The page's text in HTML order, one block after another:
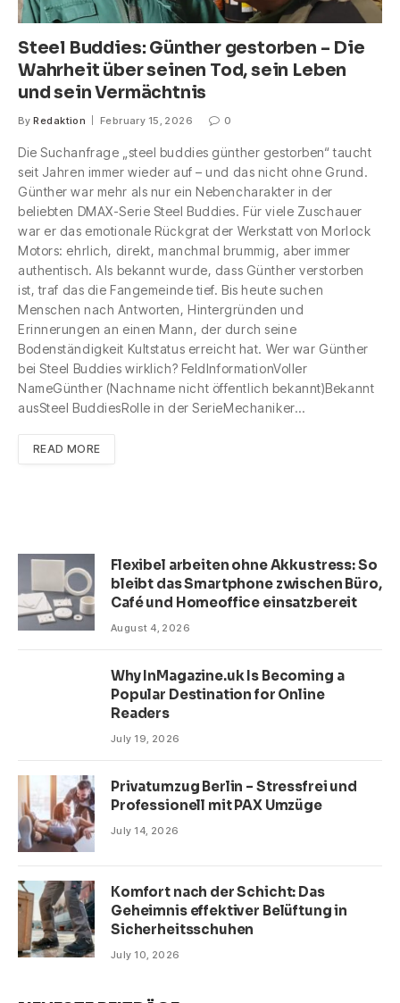
Steel Buddies: Günther gestorben – Die
Wahrheit über seinen Tod, sein Leben
und sein Vermächtnis
By Redaktion February 15, 2026 0
Die Suchanfrage „steel buddies günther gestorben“ taucht
seit Jahren immer wieder auf – und das nicht ohne Grund.
Günther war mehr als nur ein Nebencharakter in der
beliebten DMAX-Serie Steel Buddies. Für viele Zuschauer
war er das emotionale Rückgrat der Werkstatt von Morlock
Motors: ehrlich, direkt, manchmal brummig, aber immer
authentisch. Als bekannt wurde, dass Günther verstorben
ist, traf das die Fangemeinde tief. Bis heute suchen
Menschen nach Antworten, Hintergründen und
Erinnerungen an einen Mann, der durch seine
Bodenständigkeit Kultstatus erreicht hat. Wer war Günther
bei Steel Buddies wirklich? FeldInformationVoller
NameGünther (Nachname nicht öffentlich bekannt)Bekannt
ausSteel BuddiesRolle in der SerieMechaniker…
READ MORE
Flexibel arbeiten ohne Akkustress: So
bleibt das Smartphone zwischen Büro,
Café und Homeoffice einsatzbereit
August 4, 2026
Why InMagazine.uk Is Becoming a
Popular Destination for Online
Readers
July 19, 2026
Privatumzug Berlin – Stressfrei und
Professionell mit PAX Umzüge
July 14, 2026
Komfort nach der Schicht: Das
Geheimnis effektiver Belüftung in
Sicherheitsschuhen
July 10, 2026